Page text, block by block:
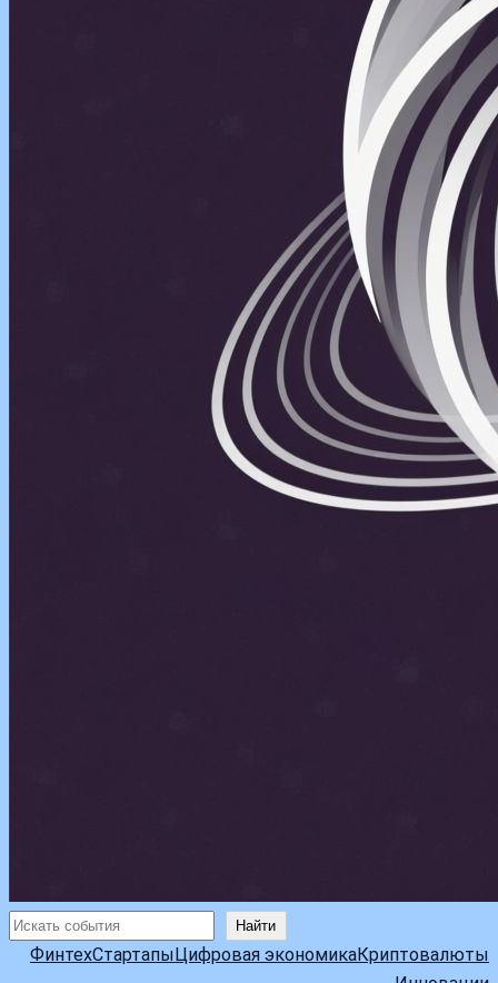
Поиск Найти
ФинтехСтартапыЦифровая экономикаКриптовалюты